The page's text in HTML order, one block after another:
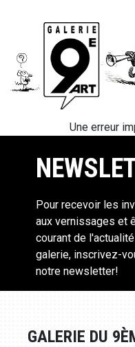
Une erreur
Pour recevoir les
aux vernissages et
courant de
galerie, inscrivez-
notre newsletter!
GALERIE DU